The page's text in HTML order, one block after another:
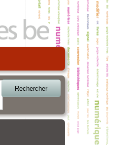
Rechercher